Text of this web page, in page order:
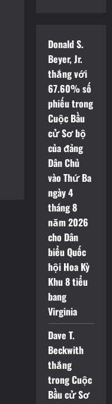
Donald S.
Beyer, Jr.
thắng với
67.60% số
phiếu trong
Cuộc Bầu
cử Sơ bộ
của đảng
Dân Chủ
vào Thứ Ba
ngày 4
tháng 8
năm 2026
cho Dân
biểu Quốc
hội Hoa Kỳ
Khu 8 tiểu
bang
Virginia
Dave T.
Beckwith
thắng
trong Cuộc
Bầu cử Sơ